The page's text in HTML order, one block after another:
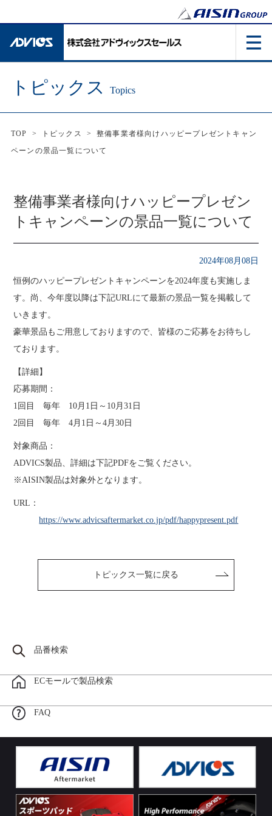
トピックス Topics
TOP > トピックス >
整備事業者様向けハッピープレゼントキャン
ペーンの景品一覧について
整備事業者様向けハッピープレゼン
トキャンペーンの景品一覧について
2024年08月08日
恒例のハッピープレゼントキャンペーンを2024年度も実施しま
す。尚、今年度以降は下記URLにて最新の景品一覧を掲載して
いきます。
豪華景品もご用意しておりますので、皆様のご応募をお待ちし
ております。
【詳細】
応募期間：
1回目 毎年 10月1日～10月31日
2回目 毎年 4月1日～4月30日
対象商品：
ADVICS製品、詳細は下記PDFをご覧ください。
※AISIN製品は対象外となります。
URL：
https://www.advicsaftermarket.co.jp/pdf/happypresent.pdf
トピックス一覧に戻る
品番検索
ECモールで製品検索
FAQ